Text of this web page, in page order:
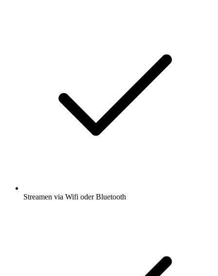
Streamen via Wifi oder Bluetooth